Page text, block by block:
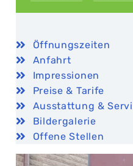
Öffnungszeiten
Anfahrt
Impressionen
Preise & Tarife
Ausstattung &
Bildergalerie
Offene Stellen